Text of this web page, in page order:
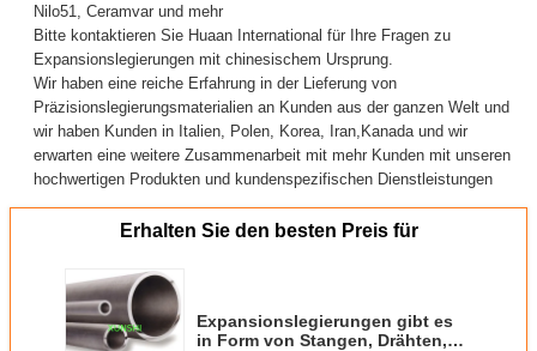
Nilo51, Ceramvar und mehr
Bitte kontaktieren Sie Huaan International für Ihre Fragen zu
Expansionslegierungen mit chinesischem Ursprung.
Wir haben eine reiche Erfahrung in der Lieferung von
Präzisionslegierungsmaterialien an Kunden aus der ganzen Welt und
wir haben Kunden in Italien, Polen, Korea, Iran,Kanada und wir
erwarten eine weitere Zusammenarbeit mit mehr Kunden mit unseren
hochwertigen Produkten und kundenspezifischen Dienstleistungen
Erhalten Sie den besten Preis für
Expansionslegierungen gibt es
in Form von Stangen, Drähten,